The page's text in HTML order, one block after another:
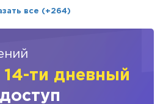
все (+264)
14-ти дневный